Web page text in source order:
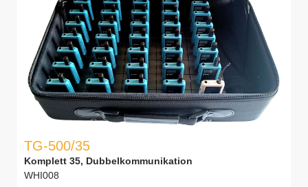
TG-500/35
Komplett 35, Dubbelkommunikation
WHI008